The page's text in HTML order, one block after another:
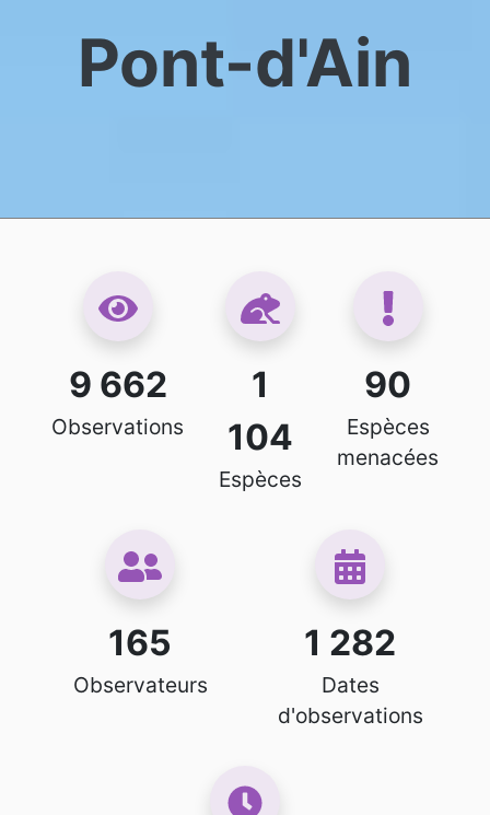
Pont-d'Ain
9 662
Observations
1
104
Espèces
90
Espèces
menacées
165
Observateurs
1 282
Dates
d'observations